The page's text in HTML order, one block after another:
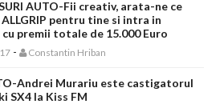
AUTO-Fii creativ, arata-ne ce
pentru tine si intra in
premii totale de 15.000 Euro
- Constantin Hriban
Andrei Murariu este castigatorul
SX4 la Kiss FM